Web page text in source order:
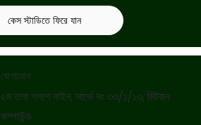
কেস স্টাডিতে ফিরে যান
যোগাযোগ
৫ম তলা পলাশ নাইন, সার্ভে নং ৩৩/১/১৩, মিটকন
কম্পাউন্ড